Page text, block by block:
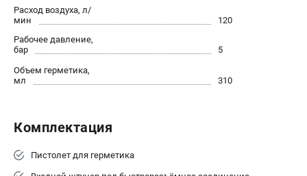
Аппараты контактной сварки
Сварочные полуавтоматы MIG/MAG
Сварочные аппараты TIG
Сварочные материалы
Информация размещённая на сайте не является публичной
Расход воздуха, л/
мин
120
Рабочее давление,
бар
5
Объем герметика,
мл
310
Комплектация
Пистолет для герметика